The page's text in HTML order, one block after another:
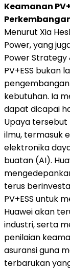
Keamanan
Menurut Xia
Power, yang
Power Strategy
PV+ESS bukan
kebutuhan. Ia
dapat dicapai
Upaya
ilmu, termasuk
elektronika
buatan (AI).
terus
PV+ESS untuk
Huawei akan
industri, serta
penilaian
asuransi guna
terbarukan